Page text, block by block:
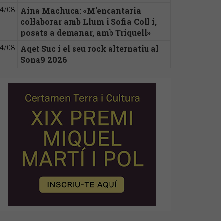
08
Aina Machuca: «M'encantaria
col·laborar amb Llum i Sofia Coll i,
posats a demanar, amb Triquell»
08
Aqet Suc i el seu rock alternatiu al
Sona9 2026